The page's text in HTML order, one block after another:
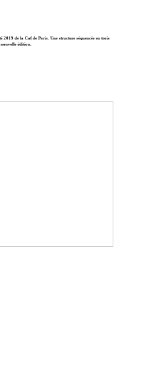
de la Caf de Paris. Une structure séquencée en trois
nouvelle édition.